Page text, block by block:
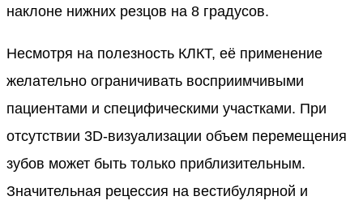
наклоне нижних резцов на 8 градусов.
Несмотря на полезность КЛКТ, её применение
желательно ограничивать восприимчивыми
пациентами и специфическими участками. При
отсутствии 3D-визуализации объем перемещения
зубов может быть только приблизительным.
Значительная рецессия на вестибулярной и